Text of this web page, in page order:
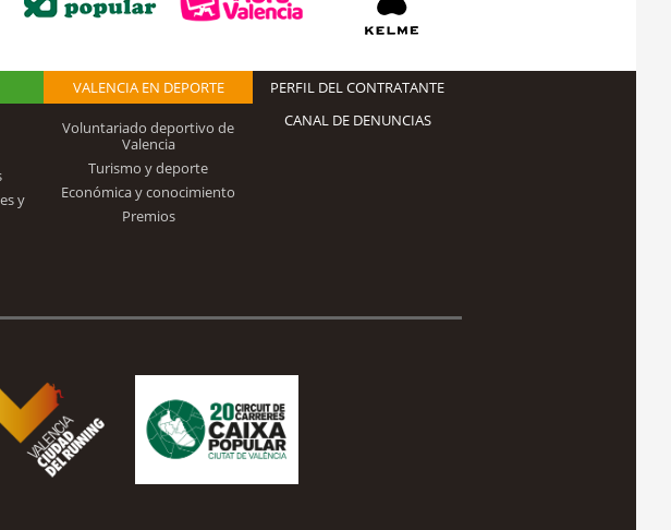
y
VALENCIA EN DEPORTE
Voluntariado deportivo de
Valencia
Turismo y deporte
Económica y conocimiento
Premios
PERFIL DEL CONTRATANTE
CANAL DE DENUNCIAS